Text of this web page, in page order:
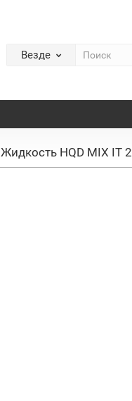
Везде
Жидкость HQD MIX IT